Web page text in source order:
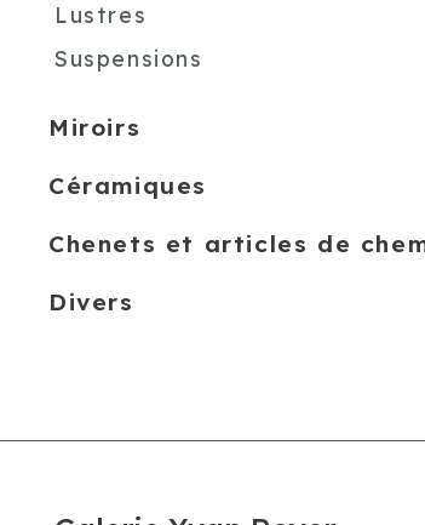
Lustres
Suspensions
Miroirs
Céramiques
Chenets et articles de
Divers